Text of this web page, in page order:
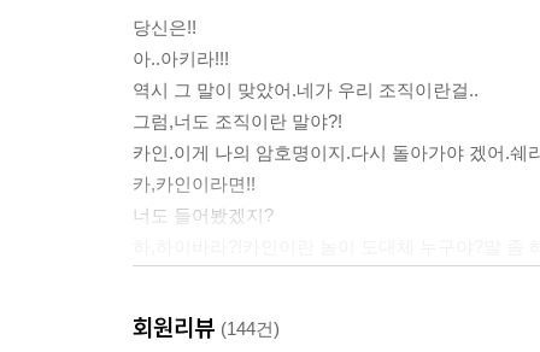
당신은!!
아..아키라!!!
역시 그 말이 맞았어.네가 우리 조직이란걸..
그럼,너도 조직이란 말야?!
카인.이게 나의 암호명이지.다시 돌아가야 겠어.쉐
카,카인이라면!!
너도 들어봤겠지?
어차피 네가 완성시켰을테지?
회원리뷰 (144건)